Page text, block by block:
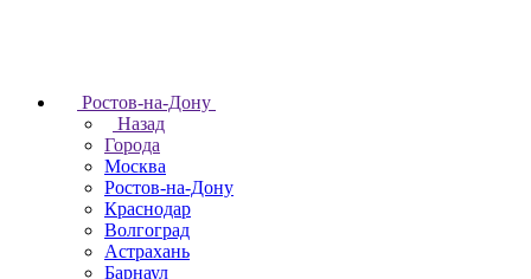
Ростов-на-Дону
Назад
Города
Москва
Ростов-на-Дону
Краснодар
Волгоград
Астрахань
Барнаул